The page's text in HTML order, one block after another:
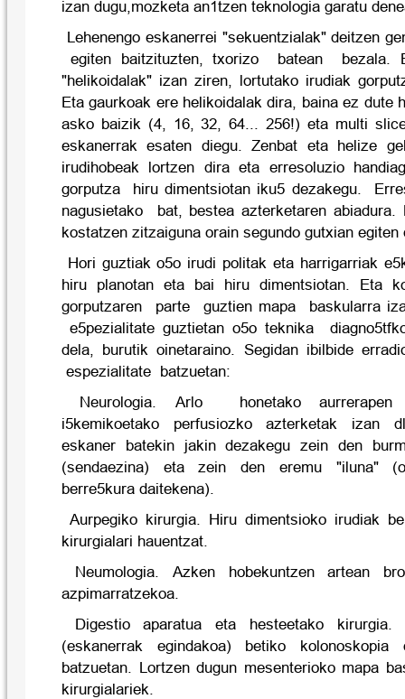
izan dugu,mozketa an1tzen teknologia garatu
Lehenengo eskanerrei "sekuentzialak" deitzen
egiten baitzituzten, txorizo batean bezala.
"helikoidalak" izan ziren, lortutako irudiak
Eta gaurkoak ere helikoidalak dira, baina ez dute
asko baizik (4, 16, 32, 64... 256!) eta multi­
eskanerrak esaten diegu. Zenbat eta helize
irudihobeak lortzen dira eta erresoluzio
gorputza hiru dimentsiotan iku5 dezakegu.
nagusietako bat, bestea azterketaren abiadura.
kostatzen zitzaiguna orain segundo gutxian egiten
Hori guztiak o5o irudi politak eta harrigarriak
hiru planotan eta bai hiru dimentsiotan. Eta
gorputzaren parte guztien mapa baskularra
e5pezialitate guztietan o5o teknika
dela, burutik oinetaraino. Segidan ibilbide
espezialitate batzuetan:
Neurologia. Arlo honetako aurrerapen
i5kemikoetako perfusiozko azterketak izan
eskaner batekin jakin dezakegu zein den
(sendaezina) eta zein den eremu "iluna"
berre5kura daitekena).
Aurpegiko kirurgia. Hiru dimentsioko irudiak
kirurgialari hauentzat.
Neumologia. Azken hobekuntzen artean
azpimarratzekoa.
Digestio aparatua eta hesteetako kirurgia.
(eskanerrak egindakoa) betiko
batzuetan. Lortzen dugun mesenterioko mapa
kirurgialariek.